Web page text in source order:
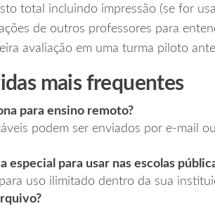
total incluindo impressão (se for
de outros professores para
avaliação em uma turma piloto
mais frequentes
para ensino remoto?
podem ser enviados por e‑mail
especial para usar nas escolas
uso ilimitado dentro da sua